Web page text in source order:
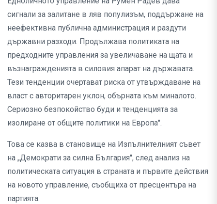
сигнали за залитане в ляв популизъм, поддържане на
неефективна публична администрация и раздути
държавни разходи. Продължава политиката на
предходните управления за увеличаване на щата и
възнагражденията в силовия апарат на държавата.
Тези тенденции очертават риска от утвърждаване на
власт с авторитарен уклон, обърната към миналото.
Сериозно безпокойство буди и тенденцията за
изолиране от общите политики на Европа".
Това се казва в становище на Изпълнителният съвет
на „Демократи за силна България", след анализ на
политическата ситуация в страната и първите действия
на новото управление, съобщиха от пресцентъра на
партията.